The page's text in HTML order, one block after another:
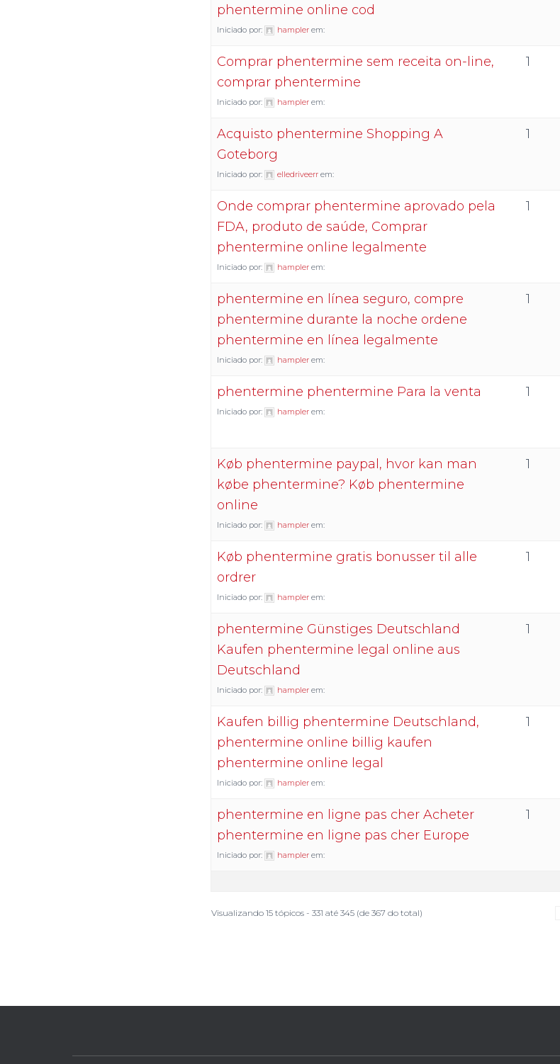
phentermine online cod
Iniciado por: hampler em:
Comprar phentermine sem receita on-line,
comprar phentermine
Iniciado por: hampler em:
1
Acquisto phentermine Shopping A
Goteborg
Iniciado por: elledriveerr em:
1
Onde comprar phentermine aprovado pela
FDA, produto de saúde, Comprar
phentermine online legalmente
Iniciado por: hampler em:
1
phentermine en línea seguro, compre
phentermine durante la noche ordene
phentermine en línea legalmente
Iniciado por: hampler em:
1
phentermine phentermine Para la venta
Iniciado por: hampler em:
1
Køb phentermine paypal, hvor kan man
købe phentermine? Køb phentermine
online
Iniciado por: hampler em:
1
Køb phentermine gratis bonusser til alle
ordrer
Iniciado por: hampler em:
1
phentermine Günstiges Deutschland
Kaufen phentermine legal online aus
Deutschland
Iniciado por: hampler em:
1
Kaufen billig phentermine Deutschland,
phentermine online billig kaufen
phentermine online legal
Iniciado por: hampler em:
1
phentermine en ligne pas cher Acheter
phentermine en ligne pas cher Europe
Iniciado por: hampler em:
1
Visualizando 15 tópicos - 331 até 345 (de 367 do total)